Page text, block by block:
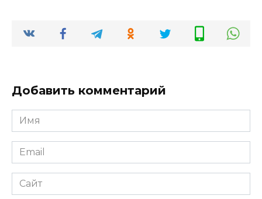
Добавить комментарий
Имя
*
Email
*
Сайт